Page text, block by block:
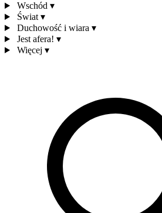
Wschód ▾
Świat ▾
Duchowość i wiara ▾
Jest afera! ▾
Więcej ▾